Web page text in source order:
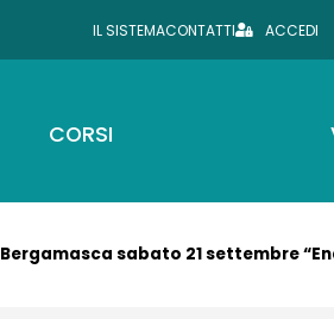
IL SISTEMACONTATTI ACCEDI
CORSI
sabato 21 settembre